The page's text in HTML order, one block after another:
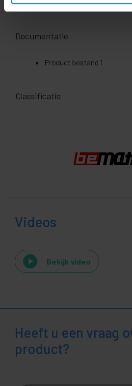
Pakket maatregelen: 15.0 x
Documentatie
Product bestand 1
Classificatie
Videos
Bekijk video
Heeft u een vraag
product?